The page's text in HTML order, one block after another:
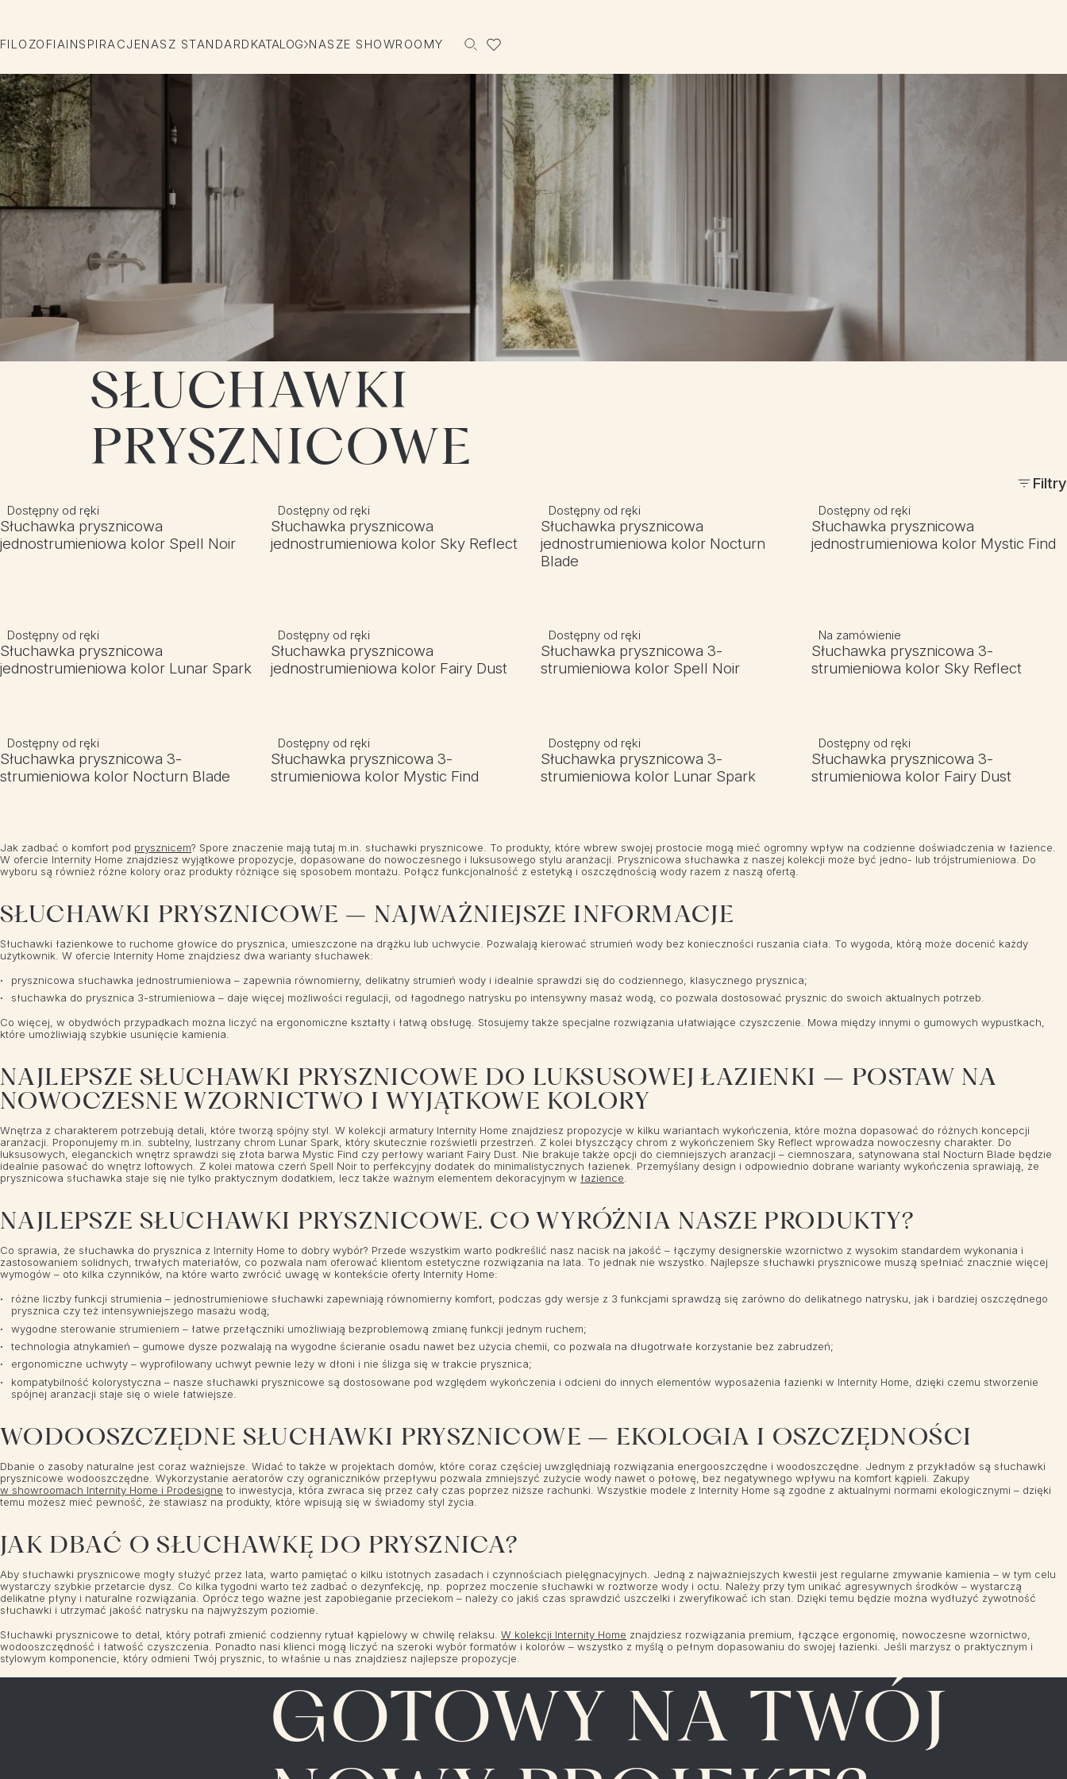
FILOZOFIAINSPIRACJENASZ STANDARD KATALOG NASZE SHOWROOMY Szukaj
SŁUCHAWKI
PRYSZNICOWE
Filtry
Dostępny od ręki
Słuchawka prysznicowa
jednostrumieniowa kolor Spell Noir
Dostępny od ręki
Słuchawka prysznicowa
jednostrumieniowa kolor Sky Reflect
Dostępny od ręki
Słuchawka prysznicowa
jednostrumieniowa kolor Nocturn
Blade
Dostępny od ręki
Słuchawka prysznicowa
jednostrumieniowa kolor Mystic Find
Dostępny od ręki
Słuchawka prysznicowa
jednostrumieniowa kolor Lunar Spark
Dostępny od ręki
Słuchawka prysznicowa
jednostrumieniowa kolor Fairy Dust
Dostępny od ręki
Słuchawka prysznicowa 3-
strumieniowa kolor Spell Noir
Na zamówienie
Słuchawka prysznicowa 3-
strumieniowa kolor Sky Reflect
Dostępny od ręki
Słuchawka prysznicowa 3-
strumieniowa kolor Nocturn Blade
Dostępny od ręki
Słuchawka prysznicowa 3-
strumieniowa kolor Mystic Find
Dostępny od ręki
Słuchawka prysznicowa 3-
strumieniowa kolor Lunar Spark
Dostępny od ręki
Słuchawka prysznicowa 3-
strumieniowa kolor Fairy Dust
Jak zadbać o komfort pod prysznicem? Spore znaczenie mają tutaj m.in. słuchawki prysznicowe. To produkty, które wbrew swojej prostocie mogą mieć ogromny wpływ na codzienne doświadczenia w łazience.
W ofercie Internity Home znajdziesz wyjątkowe propozycje, dopasowane do nowoczesnego i luksusowego stylu aranżacji. Prysznicowa słuchawka z naszej kolekcji może być jedno- lub trójstrumieniowa. Do
wyboru są również różne kolory oraz produkty różniące się sposobem montażu. Połącz funkcjonalność z estetyką i oszczędnością wody razem z naszą ofertą.
SŁUCHAWKI PRYSZNICOWE – NAJWAŻNIEJSZE INFORMACJE
Słuchawki łazienkowe to ruchome głowice do prysznica, umieszczone na drążku lub uchwycie. Pozwalają kierować strumień wody bez konieczności ruszania ciała. To wygoda, którą może docenić każdy
użytkownik. W ofercie Internity Home znajdziesz dwa warianty słuchawek:
prysznicowa słuchawka jednostrumieniowa – zapewnia równomierny, delikatny strumień wody i idealnie sprawdzi się do codziennego, klasycznego prysznica;
słuchawka do prysznica 3-strumieniowa – daje więcej możliwości regulacji, od łagodnego natrysku po intensywny masaż wodą, co pozwala dostosować prysznic do swoich aktualnych potrzeb.
Co więcej, w obydwóch przypadkach można liczyć na ergonomiczne kształty i łatwą obsługę. Stosujemy także specjalne rozwiązania ułatwiające czyszczenie. Mowa między innymi o gumowych wypustkach,
które umożliwiają szybkie usunięcie kamienia.
NAJLEPSZE SŁUCHAWKI PRYSZNICOWE DO LUKSUSOWEJ ŁAZIENKI – POSTAW NA
NOWOCZESNE WZORNICTWO I WYJĄTKOWE KOLORY
Wnętrza z charakterem potrzebują detali, które tworzą spójny styl. W kolekcji armatury Internity Home znajdziesz propozycje w kilku wariantach wykończenia, które można dopasować do różnych koncepcji
aranżacji. Proponujemy m.in. subtelny, lustrzany chrom Lunar Spark, który skutecznie rozświetli przestrzeń. Z kolei błyszczący chrom z wykończeniem Sky Reflect wprowadza nowoczesny charakter. Do
luksusowych, eleganckich wnętrz sprawdzi się złota barwa Mystic Find czy perłowy wariant Fairy Dust. Nie brakuje także opcji do ciemniejszych aranżacji – ciemnoszara, satynowana stal Nocturn Blade będzie
idealnie pasować do wnętrz loftowych. Z kolei matowa czerń Spell Noir to perfekcyjny dodatek do minimalistycznych łazienek. Przemyślany design i odpowiednio dobrane warianty wykończenia sprawiają, że
prysznicowa słuchawka staje się nie tylko praktycznym dodatkiem, lecz także ważnym elementem dekoracyjnym w łazience.
NAJLEPSZE SŁUCHAWKI PRYSZNICOWE. CO WYRÓŻNIA NASZE PRODUKTY?
Co sprawia, że słuchawka do prysznica z Internity Home to dobry wybór? Przede wszystkim warto podkreślić nasz nacisk na jakość – łączymy designerskie wzornictwo z wysokim standardem wykonania i
zastosowaniem solidnych, trwałych materiałów, co pozwala nam oferować klientom estetyczne rozwiązania na lata. To jednak nie wszystko. Najlepsze słuchawki prysznicowe muszą spełniać znacznie więcej
wymogów – oto kilka czynników, na które warto zwrócić uwagę w kontekście oferty Internity Home:
różne liczby funkcji strumienia – jednostrumieniowe słuchawki zapewniają równomierny komfort, podczas gdy wersje z 3 funkcjami sprawdzą się zarówno do delikatnego natrysku, jak i bardziej oszczędnego
prysznica czy też intensywniejszego masażu wodą;
wygodne sterowanie strumieniem – łatwe przełączniki umożliwiają bezproblemową zmianę funkcji jednym ruchem;
technologia atnykamień – gumowe dysze pozwalają na wygodne ścieranie osadu nawet bez użycia chemii, co pozwala na długotrwałe korzystanie bez zabrudzeń;
ergonomiczne uchwyty – wyprofilowany uchwyt pewnie leży w dłoni i nie ślizga się w trakcie prysznica;
kompatybilność kolorystyczna – nasze słuchawki prysznicowe są dostosowane pod względem wykończenia i odcieni do innych elementów wyposażenia łazienki w Internity Home, dzięki czemu stworzenie
spójnej aranżacji staje się o wiele łatwiejsze.
WODOOSZCZĘDNE SŁUCHAWKI PRYSZNICOWE – EKOLOGIA I OSZCZĘDNOŚCI
Dbanie o zasoby naturalne jest coraz ważniejsze. Widać to także w projektach domów, które coraz częściej uwzględniają rozwiązania energooszczędne i woodoszczędne. Jednym z przykładów są słuchawki
prysznicowe wodooszczędne. Wykorzystanie aeratorów czy ograniczników przepływu pozwala zmniejszyć zużycie wody nawet o połowę, bez negatywnego wpływu na komfort kąpieli. Zakupy
w showroomach Internity Home i Prodesigne to inwestycja, która zwraca się przez cały czas poprzez niższe rachunki. Wszystkie modele z Internity Home są zgodne z aktualnymi normami ekologicznymi – dzięki
temu możesz mieć pewność, że stawiasz na produkty, które wpisują się w świadomy styl życia.
JAK DBAĆ O SŁUCHAWKĘ DO PRYSZNICA?
Aby słuchawki prysznicowe mogły służyć przez lata, warto pamiętać o kilku istotnych zasadach i czynnościach pielęgnacyjnych. Jedną z najważniejszych kwestii jest regularne zmywanie kamienia – w tym celu
wystarczy szybkie przetarcie dysz. Co kilka tygodni warto też zadbać o dezynfekcję, np. poprzez moczenie słuchawki w roztworze wody i octu. Należy przy tym unikać agresywnych środków – wystarczą
delikatne płyny i naturalne rozwiązania. Oprócz tego ważne jest zapobieganie przeciekom – należy co jakiś czas sprawdzić uszczelki i zweryfikować ich stan. Dzięki temu będzie można wydłużyć żywotność
słuchawki i utrzymać jakość natrysku na najwyższym poziomie.
Słuchawki prysznicowe to detal, który potrafi zmienić codzienny rytuał kąpielowy w chwilę relaksu. W kolekcji Internity Home znajdziesz rozwiązania premium, łączące ergonomię, nowoczesne wzornictwo,
wodooszczędność i łatwość czyszczenia. Ponadto nasi klienci mogą liczyć na szeroki wybór formatów i kolorów – wszystko z myślą o pełnym dopasowaniu do swojej łazienki. Jeśli marzysz o praktycznym i
stylowym komponencie, który odmieni Twój prysznic, to właśnie u nas znajdziesz najlepsze propozycje.
GOTOWY NA TWÓJ